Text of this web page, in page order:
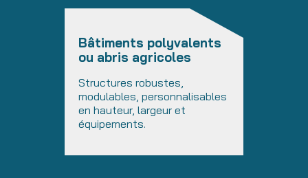
Bâtiments polyvalents
ou abris agricoles
Structures robustes,
modulables, personnalisables
en hauteur, largeur et
équipements.